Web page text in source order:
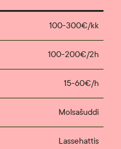
100-300€/kk
100-200€/2h
15-60€/h
Molsašuddi
Lassehattis